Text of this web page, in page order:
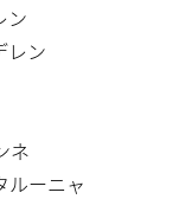
ン
レン
ネ
ルーニャ